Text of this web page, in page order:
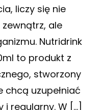
liczy się nie
ale
Nutridrink
to produkt z
stworzony
chcą uzupełniać
regularny. W […]